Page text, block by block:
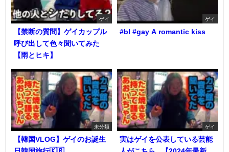
ゲイ
【禁断の質問】ゲイカップル
呼び出して色々聞いてみた
【雨とヒキ】
ゲイ
#bl #gay A romantic kiss
未分類
【韓国VLOG】ゲイのお誕生
ゲイ
実はゲイを公表している芸能